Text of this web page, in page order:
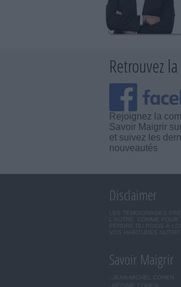
Retrouvez
Rejoignez la
Savoir Maigrir
et suivez les
nouveautés
Disclaimer
LES TÉMOIGNAGES
L'AUTRE. COMME
PERDRE DU POIDS À
VOS HABITUDES
Savoir Maigrir
JEAN-MICHEL COHEN
RÉGIME COHEN